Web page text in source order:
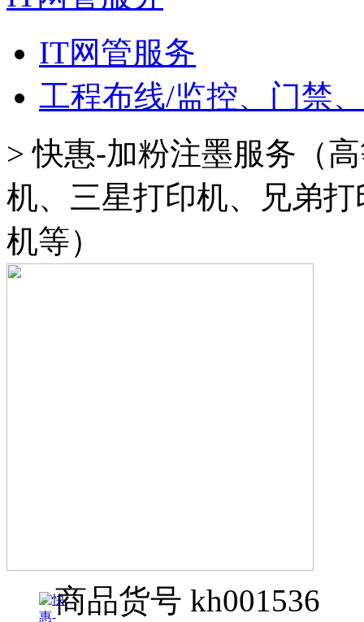
IT网管服务
工程布线/监控、门禁
> 快惠-加粉注墨服务（
机、三星打印机、兄弟
机等）
商品货号 kh001536